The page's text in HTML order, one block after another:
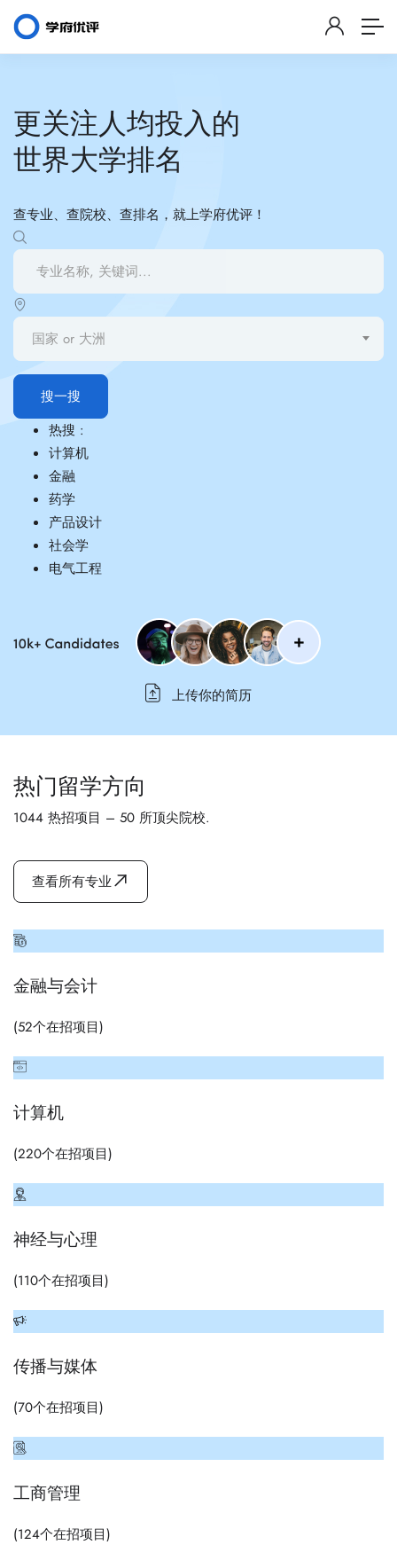
更关注人均投入的
世界大学排名
查专业、查院校、查排名，就上学府优评！
国家 or 大洲
搜一搜
热搜 :
计算机
金融
药学
产品设计
社会学
电气工程
上传你的简历
热门留学方向
1044 热招项目 – 50 所顶尖院校.
查看所有专业
金融与会计
(52个在招项目)
计算机
(220个在招项目)
神经与心理
(110个在招项目)
传播与媒体
(70个在招项目)
工商管理
(124个在招项目)